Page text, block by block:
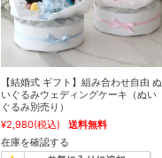
【結婚式 ギフト】組み合わせ自由 ぬ
いぐるみウェディングケーキ（ぬい
ぐるみ別売り）
¥2,980(税込)
送料無料
在庫を確認する